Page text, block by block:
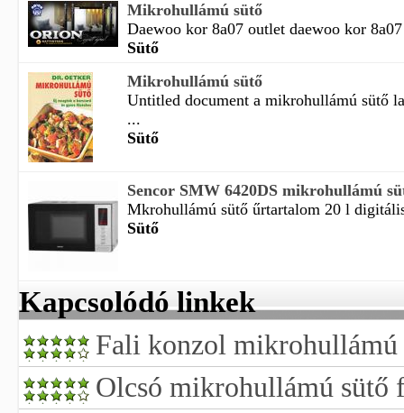
Mikrohullámú sütő
Daewoo kor 8a07 outlet daewoo kor
Sütő
Mikrohullámú sütő
Untitled document a mikrohullámú sütő
...
Sütő
Sencor SMW 6420DS mikrohullámú
Mkrohullámú sütő űrtartalom 20 l
Sütő
Kapcsolódó linkek
Fali konzol mikrohullámú
Olcsó mikrohullámú sütő